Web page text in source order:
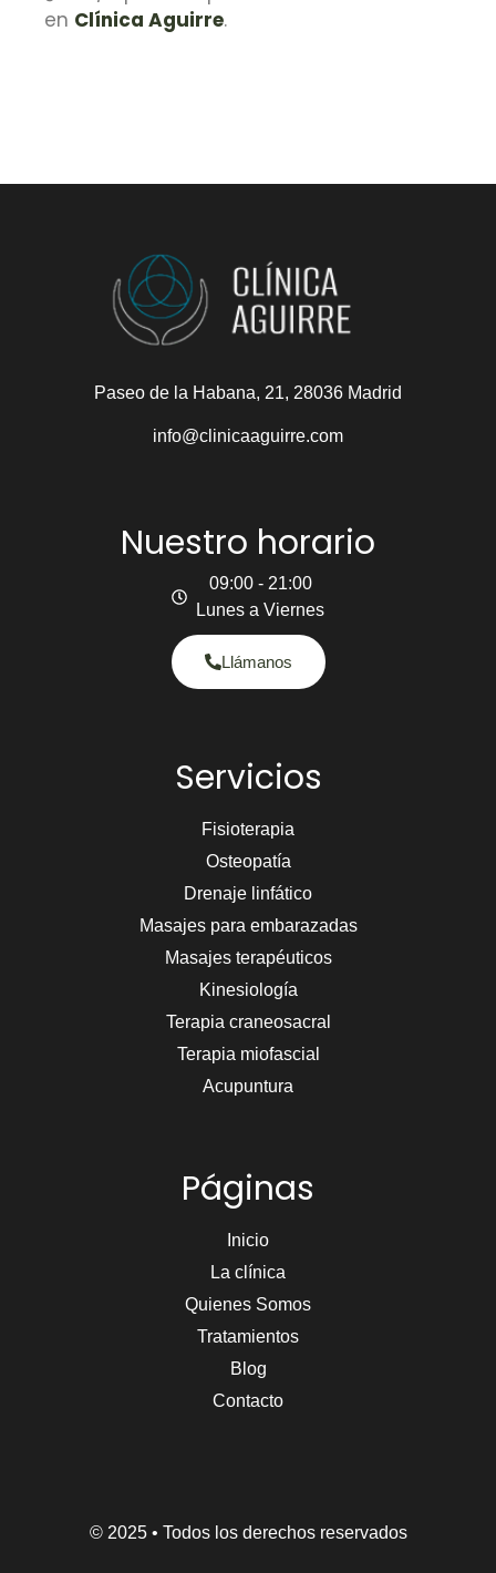
en Clínica Aguirre.
Paseo de la Habana, 21, 28036 Madrid
info@clinicaaguirre.com
Nuestro horario
09:00 - 21:00
Lunes a Viernes
Llámanos
Servicios
Fisioterapia
Osteopatía
Drenaje linfático
Masajes para embarazadas
Masajes terapéuticos
Kinesiología
Terapia craneosacral
Terapia miofascial
Acupuntura
Páginas
Inicio
La clínica
Quienes Somos
Tratamientos
Blog
Contacto
© 2025 • Todos los derechos reservados